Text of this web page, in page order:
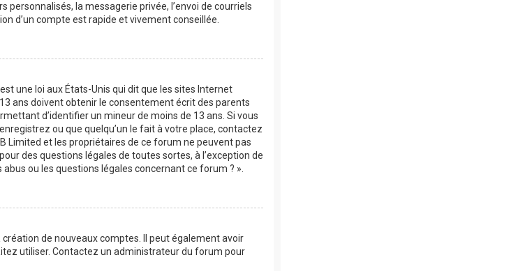
la messagerie privée, l’envoi de courriels
d’un compte est rapide et vivement conseillée.
une loi aux États-Unis qui dit que les sites Internet
ans doivent obtenir le consentement écrit des parents
d’identifier un mineur de moins de 13 ans. Si vous
ou que quelqu’un le fait à votre place, contactez
Limited et les propriétaires de ce forum ne peuvent pas
des questions légales de toutes sortes, à l’exception de
ou les questions légales concernant ce forum ? ».
de nouveaux comptes. Il peut également avoir
utiliser. Contactez un administrateur du forum pour